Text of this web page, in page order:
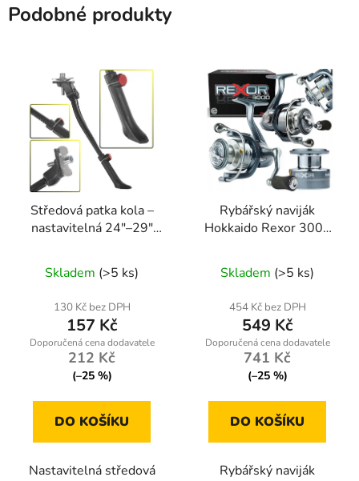
Podobné produkty
Středová patka kola –
nastavitelná 24"–29"
Skladem (>5 ks)
130 Kč bez DPH
157 Kč
212 Kč
(–25 %)
DO KOŠÍKU
Nastavitelná středová
Rybářský naviják
Hokkaido Rexor 3000
hliníková cívka
Skladem (>5 ks)
454 Kč bez DPH
549 Kč
741 Kč
(–25 %)
DO KOŠÍKU
Rybářský naviják